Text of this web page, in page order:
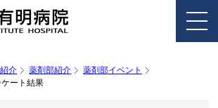
介 薬剤部紹介
薬剤部イベント
ート結果